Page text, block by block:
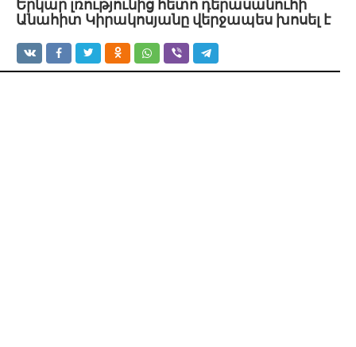
Երկար լռությունից հետո դերասանուհի
Անահիտ Կիրակոսյանը վերջապես խոսել է